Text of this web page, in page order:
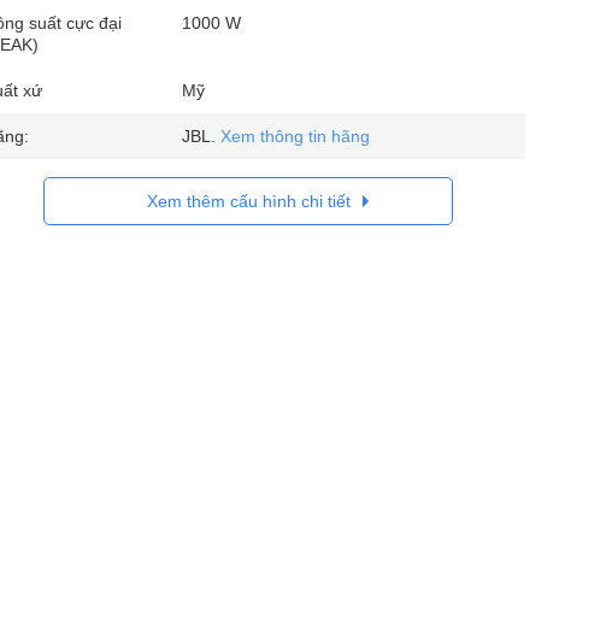
suất cực đại
1000 W
xứ Mỹ
JBL. Xem thông tin hãng
Xem thêm cấu hình chi tiết